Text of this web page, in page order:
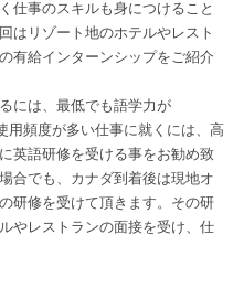
仕事のスキルも身につけること
はリゾート地のホテルやレスト
有給インターンシップをご紹介
には、最低でも語学力が
用頻度が多い仕事に就くには、高
英語研修を受ける事をお勧め致
合でも、カナダ到着後は現地オ
研修を受けて頂きます。その研
やレストランの面接を受け、仕